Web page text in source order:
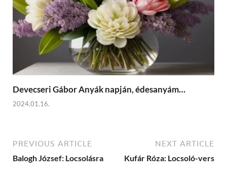
Devecseri Gábor Anyák napján, édesanyám…
2024.01.16.
PREVIOUS ARTICLE
Balogh József: Locsolásra
NEXT ARTICLE
Kufár Róza: Locsoló-vers